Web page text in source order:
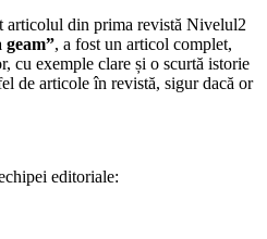
articolul din prima revistă Nivelul2
geam”, a fost un articol complet,
cu exemple clare și o scurtă istorie
de articole în revistă, sigur dacă or
editoriale: